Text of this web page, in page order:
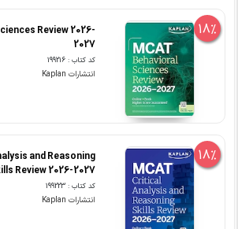
18%
Review 2026-
2027
کد کتاب : 199216
انتشارات Kaplan
18%
and Reasoning
Review 2026-2027
کد کتاب : 199223
انتشارات Kaplan